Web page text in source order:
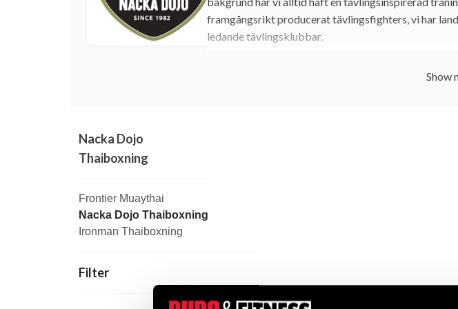
framgångsrikt producerat tävlingsfighters, vi har
ledande tävlingsklubbar.
han över hela landet och spred den moderna ju-
och våra elever tycket var roligast. År 1997 tog
Show
Nacka Dojo
Thaiboxning
Frontier Muaythai
Nacka Dojo Thaiboxning
Ironman Thaiboxning
Filter